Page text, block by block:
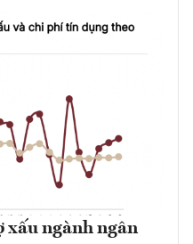
xấu ngành ngân